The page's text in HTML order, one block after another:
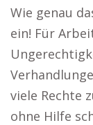
Wie genau
ein! Für
viele Rechte
ohne Hilfe